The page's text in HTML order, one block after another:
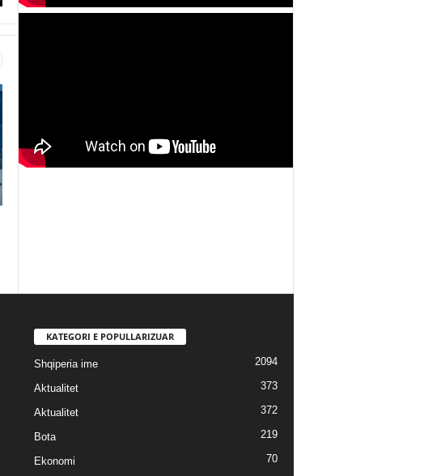
KATEGORI E POPULLARIZUAR
Shqiperia ime 2094
Aktualitet 373
Aktualitet 372
Bota 219
Ekonomi 70